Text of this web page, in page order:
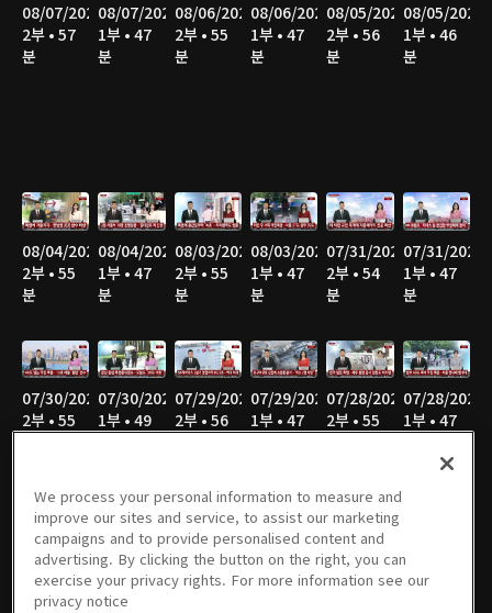
08/07/2026
2부 • 57
분
08/07/2026
1부 • 47
분
08/06/2026
2부 • 55
분
08/06/2026
1부 • 47
분
08/05/2026
2부 • 56
분
08/05/2026
1부 • 46
분
08/04/2026
2부 • 55
분
08/04/2026
1부 • 47
분
08/03/2026
2부 • 55
분
08/03/2026
1부 • 47
분
07/31/2026
2부 • 54
분
07/31/2026
1부 • 47
분
07/30/2026
2부 • 55
07/30/2026
1부 • 49
07/29/2026
2부 • 56
07/29/2026
1부 • 47
07/28/2026
2부 • 55
07/28/2026
1부 • 47
07/27/2026
2부 • 58
분
07/27/2026
1부 • 46
분
07/24/2026
2부 • 56
분
07/24/2026
1부 • 47
분
07/23/2026
2부 • 55
분
1부 • 47
분
We process your personal information to measure and
improve our sites and service, to assist our marketing
campaigns and to provide personalised content and
advertising. By clicking the button on the right, you can
exercise your privacy rights. For more information see our
privacy notice